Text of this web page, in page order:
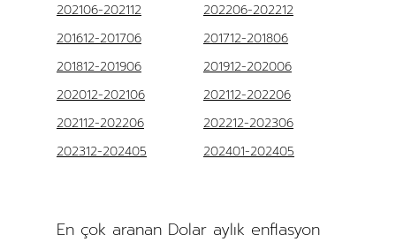
202106-202112
202206-202212
201612-201706
201712-201806
201812-201906
201912-202006
202012-202106
202112-202206
202112-202206
202212-202306
202312-202405
202401-202405
En çok aranan Dolar aylık enflasyon